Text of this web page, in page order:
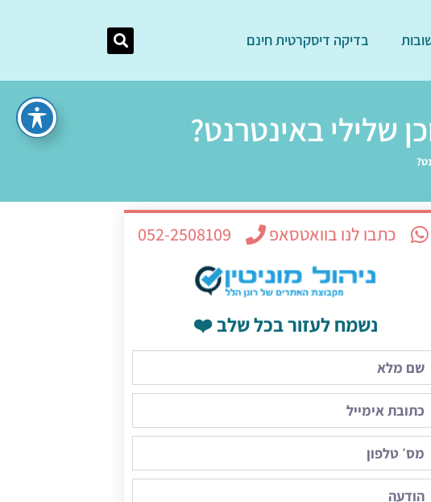
בדיקה דיסקרטית חינם
שלילי באינטרנט?
כתבו לנו בוואטסאפ 052-2508109
נשמח לעזור בכל שלב ❤️